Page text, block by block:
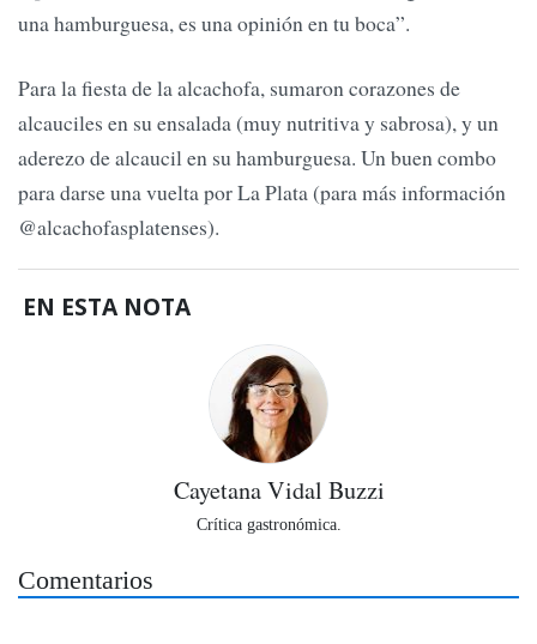
una hamburguesa, es una opinión en tu boca”.
Para la fiesta de la alcachofa, sumaron corazones de
alcauciles en su ensalada (muy nutritiva y sabrosa), y un
aderezo de alcaucil en su hamburguesa. Un buen combo
para darse una vuelta por La Plata (para más información
@alcachofasplatenses).
EN ESTA NOTA
Cayetana Vidal Buzzi
Crítica gastronómica.
Comentarios